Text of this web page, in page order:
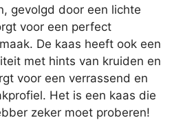
gevolgd door een lichte
voor een perfect
De kaas heeft ook een
met hints van kruiden en
voor een verrassend en
Het is een kaas die
zeker moet proberen!